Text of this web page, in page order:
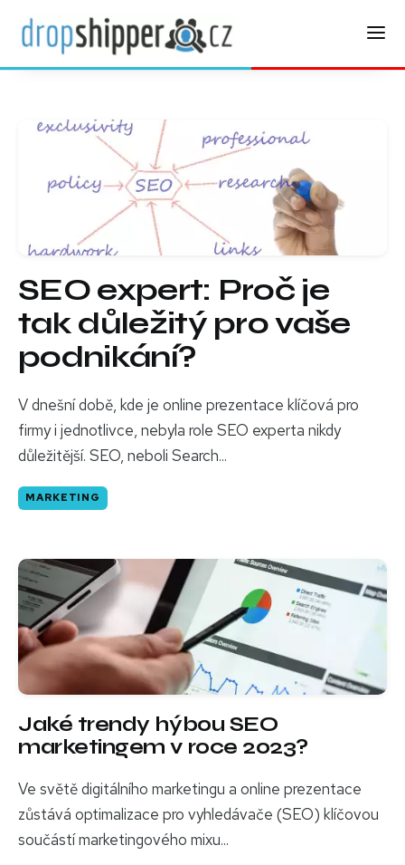
SEO expert: Proč je
tak důležitý pro vaše
podnikání?
V dnešní době, kde je online prezentace klíčová pro
firmy i jednotlivce, nebyla role SEO experta nikdy
důležitější. SEO, neboli Search...
MARKETING
Jaké trendy hýbou SEO
marketingem v roce 2023?
Ve světě digitálního marketingu a online prezentace
zůstává optimalizace pro vyhledávače (SEO) klíčovou
součástí marketingového mixu...